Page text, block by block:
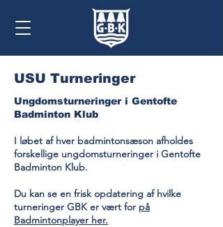
USU Turneringer
Ungdomsturneringer i Gentofte
Badminton Klub
I løbet af hver badmintonsæson afholdes
forskellige ungdomsturneringer i Gentofte
Badminton Klub.
Du kan se en frisk opdatering af hvilke
turneringer GBK er vært for på
Badmintonplayer her.